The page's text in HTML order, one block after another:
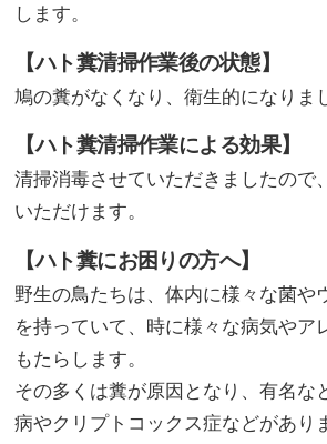
します。
【ハト糞清掃作業後の状態】
鳩の糞がなくなり、衛生的になりま
【ハト糞清掃作業による効果】
清掃消毒させていただきましたので
いただけます。
【ハト糞にお困りの方へ】
野生の鳥たちは、体内に様々な菌や
を持っていて、時に様々な病気やア
もたらします。
その多くは糞が原因となり、有名な
病やクリプトコックス症などがあり